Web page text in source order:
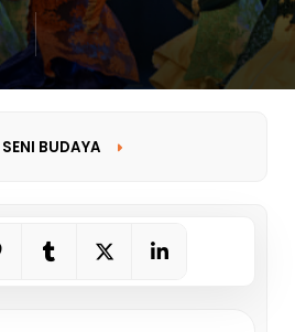
SENI BUDAYA